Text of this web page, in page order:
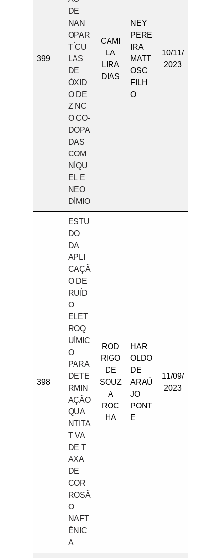
399
DE
NAN
OPAR
TÍCU
LAS
DE
ÓXID
O DE
ZINC
O CO-
DOPA
DAS
COM
NÍQU
EL E
NEO
DÍMIO
CAMI
LA
LIRA
DIAS
NEY
PERE
IRA
MATT
OSO
FILH
O
10/11/
2023
398
ESTU
DO
DA
APLI
CAÇÃ
O DE
RUÍD
O
ELET
ROQ
UÍMIC
O
PARA
DETE
RMIN
AÇÃO
QUA
NTITA
TIVA
DE T
AXA
DE
COR
ROSÃ
O
NAFT
ÊNIC
A
ROD
RIGO
DE
SOUZ
A
ROC
HA
HAR
OLDO
DE
ARAÚ
JO
PONT
E
11/09/
2023